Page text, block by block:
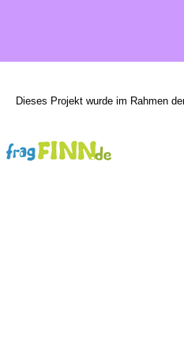
Dieses Projekt wurde im Rahmen